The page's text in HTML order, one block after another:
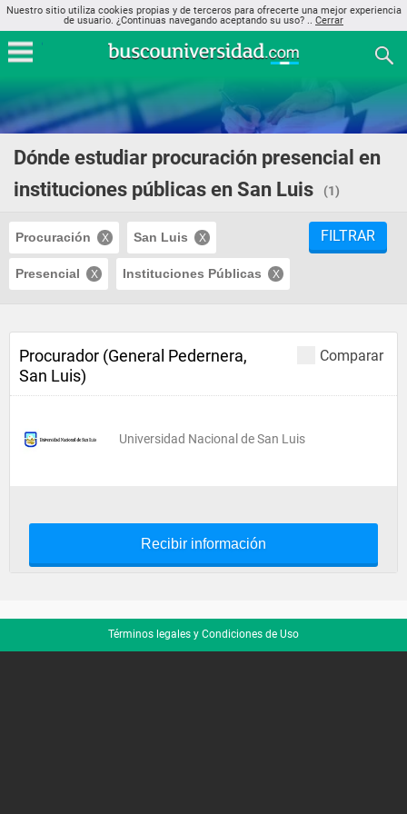
Nuestro sitio utiliza cookies propias y de terceros para ofrecerte una mejor experiencia
de usuario. ¿Continuas navegando aceptando su uso? .. Cerrar
Dónde estudiar procuración presencial en
instituciones públicas en San Luis
(1)
Procuración San Luis
Presencial Instituciones Públicas
FILTRAR
Comparar
Procurador (General Pedernera,
San Luis)
Universidad Nacional de San Luis
Recibir información
Términos legales y Condiciones de Uso